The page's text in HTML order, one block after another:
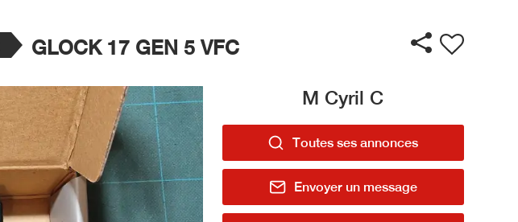
GLOCK 17 GEN 5 VFC
M Cyril C
Toutes ses annonces
Envoyer un message